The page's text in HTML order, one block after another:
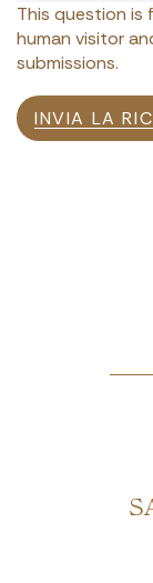
This question is
human visitor
submissions.
INVIA LA